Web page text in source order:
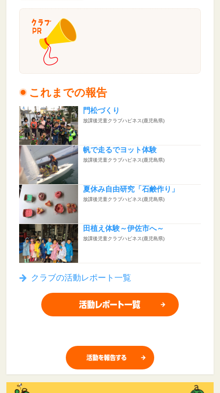
これまでの報告
門松づくり
放課後児童クラブハピネス(鹿児島県)
帆で走るでヨット体験
放課後児童クラブハピネス(鹿児島県)
夏休み自由研究「石鹸作り」
放課後児童クラブハピネス(鹿児島県)
田植え体験～伊佐市へ～
放課後児童クラブハピネス(鹿児島県)
クラブの活動レポート一覧